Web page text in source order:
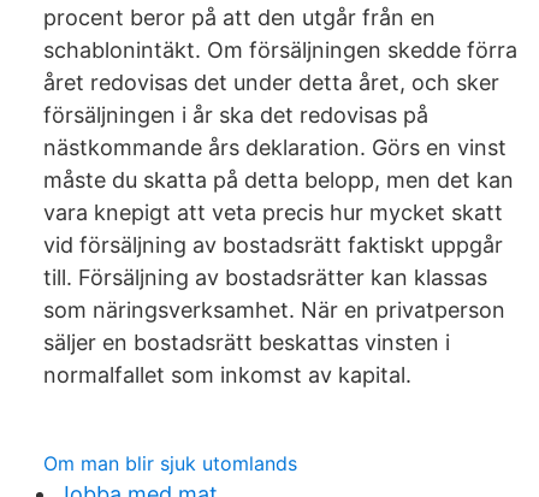
procent beror på att den utgår från en
schablonintäkt. Om försäljningen skedde förra
året redovisas det under detta året, och sker
försäljningen i år ska det redovisas på
nästkommande års deklaration. Görs en vinst
måste du skatta på detta belopp, men det kan
vara knepigt att veta precis hur mycket skatt
vid försäljning av bostadsrätt faktiskt uppgår
till. Försäljning av bostadsrätter kan klassas
som näringsverksamhet. När en privatperson
säljer en bostadsrätt beskattas vinsten i
normalfallet som inkomst av kapital.
Om man blir sjuk utomlands